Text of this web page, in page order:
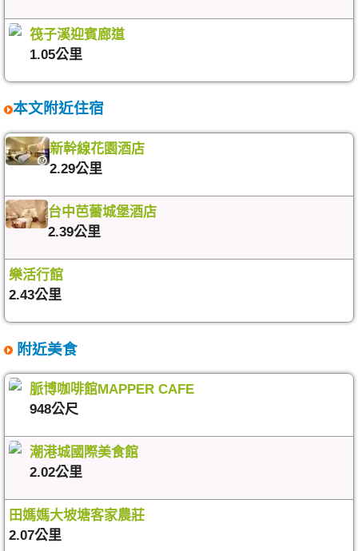
筏子溪迎賓廊道
1.05公里
本文附近住宿
新幹線花園酒店
2.29公里
台中芭蕾城堡酒店
2.39公里
樂活行館
2.43公里
附近美食
脈博咖啡館MAPPER CAFE
948公尺
潮港城國際美食館
2.02公里
田媽媽大坡塘客家農莊
2.07公里